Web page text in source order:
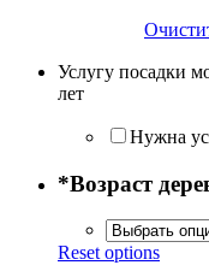
Услугу посадки
лет
Нужна
*Возраст
Reset options